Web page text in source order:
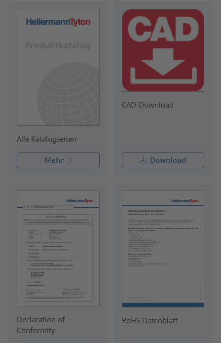
Alle Katalogseiten
Mehr
CAD-Download
Download
Declaration of
Conformity
RoHS Datenblatt